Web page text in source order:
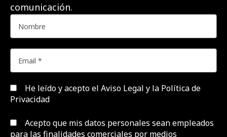
comunicación.
He leído y acepto el Aviso Legal y la Política de
Privacidad
Acepto que mis datos personales sean empleados
para las finalidades comerciales por medios